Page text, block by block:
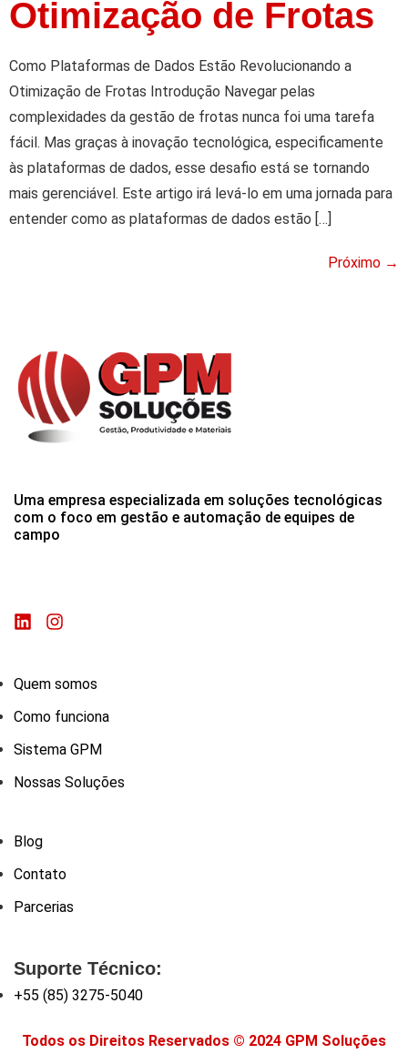
Otimização de Frotas
Como Plataformas de Dados Estão Revolucionando a
Otimização de Frotas Introdução Navegar pelas
complexidades da gestão de frotas nunca foi uma tarefa
fácil. Mas graças à inovação tecnológica, especificamente
às plataformas de dados, esse desafio está se tornando
mais gerenciável. Este artigo irá levá-lo em uma jornada para
entender como as plataformas de dados estão […]
Próximo →
Uma empresa especializada em soluções tecnológicas
com o foco em gestão e automação de equipes de
campo
Quem somos
Como funciona
Sistema GPM
Nossas Soluções
Blog
Contato
Parcerias
Suporte Técnico:
+55 (85) 3275-5040
Todos os Direitos Reservados © 2024 GPM Soluções